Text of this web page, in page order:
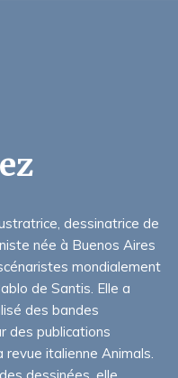
dessinatrice de
née à Buenos Aires
mondialement
de Santis. Elle a
des bandes
des publications
italienne Animals.